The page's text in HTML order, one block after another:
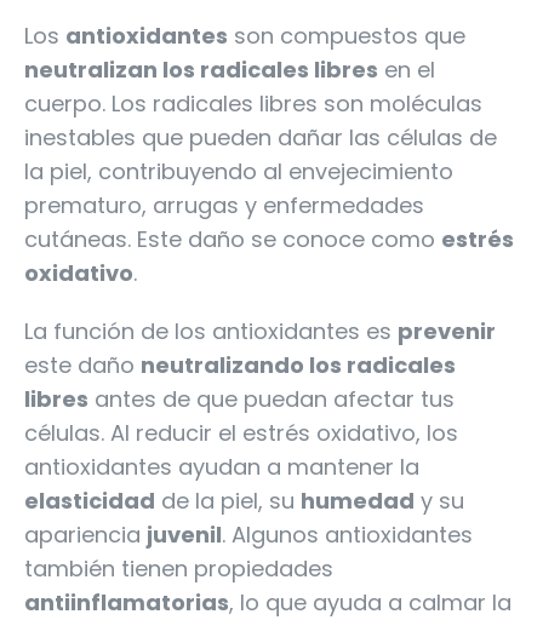
Los antioxidantes son compuestos que
neutralizan los radicales libres en el
cuerpo. Los radicales libres son moléculas
inestables que pueden dañar las células de
la piel, contribuyendo al envejecimiento
prematuro, arrugas y enfermedades
cutáneas. Este daño se conoce como estrés
oxidativo.
La función de los antioxidantes es prevenir
este daño neutralizando los radicales
libres antes de que puedan afectar tus
células. Al reducir el estrés oxidativo, los
antioxidantes ayudan a mantener la
elasticidad de la piel, su humedad y su
apariencia juvenil. Algunos antioxidantes
también tienen propiedades
antiinflamatorias, lo que ayuda a calmar la